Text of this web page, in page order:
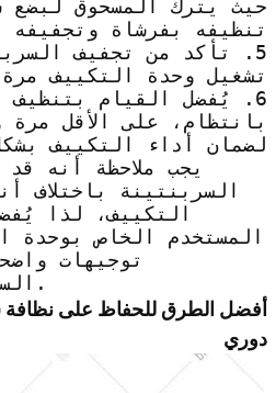
حيث يترك المسحوق لبضع
تنظيفه بفرشاة وتجفيفه
5. تأكد من تجفيف
تشغيل وحدة التكييف
6. يُفضل القيام بتنظيف
بانتظام، على الأقل
لضمان أداء التكييف
يجب ملاحظة أنه
السربنتينة باختلاف
التكييف، لذا
المستخدم الخاص بوحدة
توجيهات
السربنتينة بشكل صحيح.
أفضل الطرق للحفاظ على نظافة
دوري